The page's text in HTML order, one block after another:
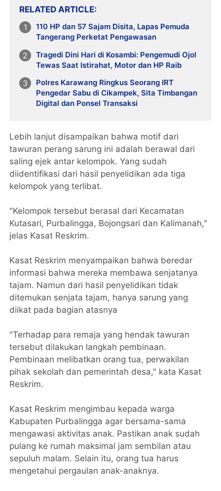
RELATED ARTICLE
110 HP dan 57 Sajam Disita, Lapas Pemuda
Tangerang Perketat Pengawasan
Tragedi Dini Hari di Kosambi: Pengemudi Ojol
Tewas Saat Istirahat, Motor dan HP Raib
Polres Karawang Ringkus Seorang IRT
Pengedar Sabu di Cikampek, Sita Timbangan
Digital dan Ponsel Transaksi
Lebih lanjut disampaikan bahwa motif dari
tawuran perang sarung ini adalah berawal dari
saling ejek antar kelompok. Yang sudah
diidentifikasi dari hasil penyelidikan ada tiga
kelompok yang terlibat.
"Kelompok tersebut berasal dari Kecamatan
Kutasari, Purbalingga, Bojongsari dan Kalimanah,"
jelas Kasat Reskrim.
Kasat Reskrim menyampaikan bahwa beredar
informasi bahwa mereka membawa senjatanya
tajam. Namun dari hasil penyelidikan tidak
ditemukan senjata tajam, hanya sarung yang
diikat pada bagian atasnya
"Terhadap para remaja yang hendak tawuran
tersebut dilakukan langkah pembinaan.
Pembinaan melibatkan orang tua, perwakilan
pihak sekolah dan pemerintah desa," kata Kasat
Reskrim.
Kasat Reskrim mengimbau kepada warga
Kabupaten Purbalingga agar bersama-sama
mengawasi aktivitas anak. Pastikan anak sudah
pulang ke rumah maksimal jam sembilan atau
sepuluh malam. Selain itu, orang tua harus
mengetahui pergaulan anak-anaknya.